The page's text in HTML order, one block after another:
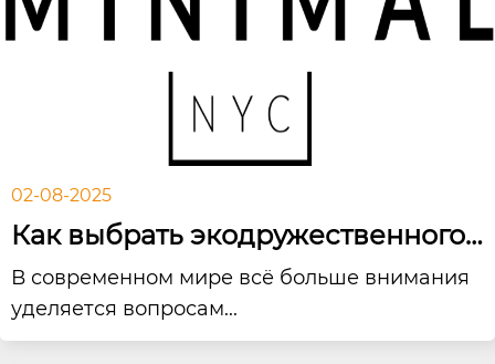
02-08-2025
Как выбрать экодружественного
поставщика щеково...
В современном мире всё больше внимания
уделяется вопросам...